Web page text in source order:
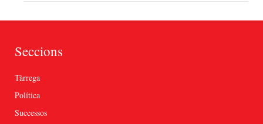
Seccions
Tàrrega
Política
Successos